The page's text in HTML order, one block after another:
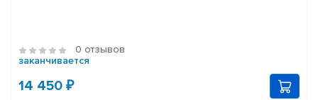
0 отзывов
заканчивается
14 450 ₽